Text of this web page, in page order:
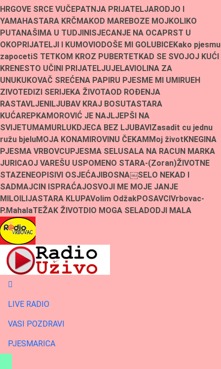
HRGOVE SRCE VUČEPATNJA PRIJATELJARODJO I
YAMAHASTARA KRČMAKOD MAREBOZE MOJKOLIKO
PUTANAŠIMA U TUDJINISJECANJE NA OCAPRST U
OKOPRIJATELJI I KUMOVIODOŠE MI GOLUBICEKako pjesmu
zapocetiS TETKOM KROZ PUBERTETKAD SE SVOJOJ KUĆI
KRENESTO UČINI PRIJATELJUJELAVIOLINA ZA
UNUKUKOVAČ SREĆENA PAPIRU PJESME MI UMIRUEH
ZIVOTEDIZI SERIJEKA ŽIVOTAOD ROÐENJA
RASTAVLJENILJUBAV KRAJ BOSUTASTARA
KUĆAREPKAMOROVIĆ JE NAJLJEPŠI NA
SVIJETUMAMURLUKDJECA BEZ LJUBAVIZasadit cu jednu
ružu bjeluMOJA KONAMIROVINU ČEKAMMoj životKNEGINA
PJESMA VRBOVCUPJESMA SELUSALA NA RACUN MARKA
JURICAOJ VAREŠU USPOMENO STARA-(Zoran)ŽIVOTNE
STAZENEOPISIVI OSJEĆAJIBOSNA￼SELO NEKAD I
SADMAJCIN ISPRAĆAJOSVOJI ME MOJE JANJE
MILOILIJASTARA KLUPAVolim OdžakPOSAVCIVrbovac-
P.MahalaTEŽAK ŽIVOTDIO MOGA SELADODJI MALA
LIVE RADIO
VASI POZDRAVI
PJESMARICA